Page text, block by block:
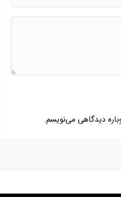
دیدگاهی می‌نویسم.